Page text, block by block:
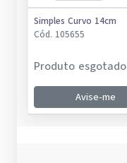
Simples Curvo 14cm
Cód. 105655
Produto esgotado
Avise-me